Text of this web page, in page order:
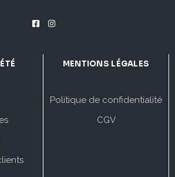
MENTIONS LÉGALES
Politique de confidentialité
CGV